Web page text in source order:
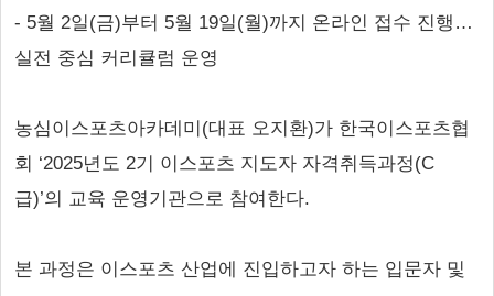
- 5월 2일(금)부터 5월 19일(월)까지 온라인 접수 진행…
실전 중심 커리큘럼 운영
농심이스포츠아카데미(대표 오지환)가 한국이스포츠협
회 ‘2025년도 2기 이스포츠 지도자 자격취득과정(C
급)’의 교육 운영기관으로 참여한다.
본 과정은 이스포츠 산업에 진입하고자 하는 입문자 및